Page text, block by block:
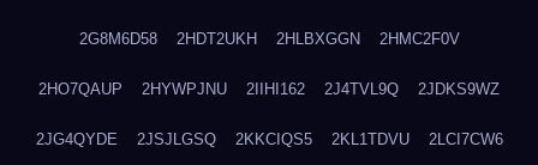
2G8M6D58 2HDT2UKH 2HLBXGGN 2HMC2F0V
2HO7QAUP 2HYWPJNU 2IIHI162 2J4TVL9Q 2JDKS9WZ
2JG4QYDE 2JSJLGSQ 2KKCIQS5 2KL1TDVU 2LCI7CW6